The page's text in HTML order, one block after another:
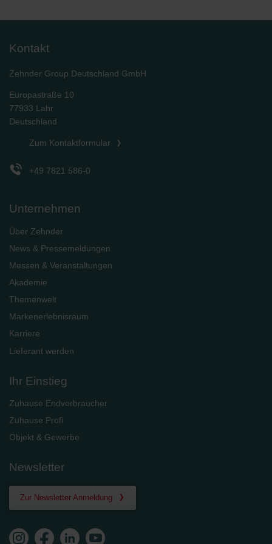
Kontakt
Zehnder Group Deutschland GmbH
Europastraße 10
77933 Lahr
Deutschland
Zum Kontaktformular
+49 7821 586-0
Unternehmen
Über Zehnder
News & Pressemeldungen
Messen & Veranstaltungen
Akademie
Themenwelt
Markenerlebnisraum
Karriere
Lieferant werden
Ihr Einstieg
Zuhause Endverbraucher
Zuhause Profi
Objekt & Gewerbe
Newsletter
Zur Newsletter Anmeldung